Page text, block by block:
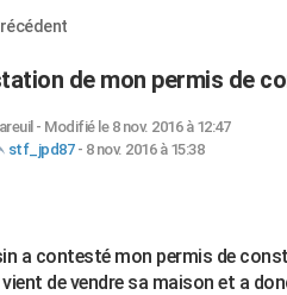
de mon permis de
- Modifié le 8 nov. 2016 à 12:47
stf_jpd87- 8 nov. 2016 à 15:38
a contesté mon permis de
de vendre sa maison et a